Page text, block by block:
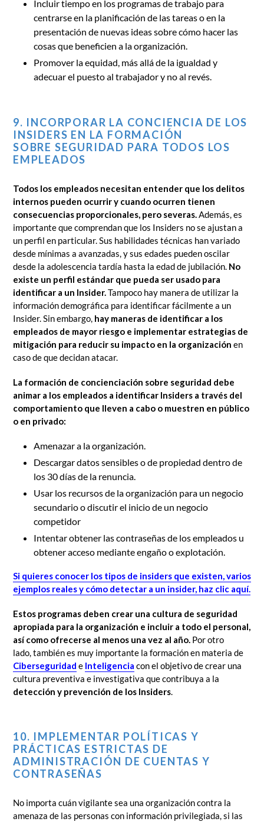
Incluir tiempo en los programas de trabajo para
centrarse en la planificación de las tareas o en la
presentación de nuevas ideas sobre cómo hacer las
cosas que beneficien a la organización.
Promover la equidad, más allá de la igualdad y
adecuar el puesto al trabajador y no al revés.
9. INCORPORAR LA CONCIENCIA DE LOS
INSIDERS EN LA FORMACIÓN
SOBRE SEGURIDAD PARA TODOS LOS
EMPLEADOS
Todos los empleados necesitan entender que los delitos
internos pueden ocurrir y cuando ocurren tienen
consecuencias proporcionales, pero severas.Además, es
importante que comprendan que los Insiders no se ajustan a
un perfil en particular. Sus habilidades técnicas han variado
desde mínimas a avanzadas, y sus edades pueden oscilar
desde la adolescencia tardía hasta la edad de jubilación. No
existe un perfil estándar que pueda ser usado para
identificar a un Insider.Tampoco hay manera de utilizar la
información demográfica para identificar fácilmente a un
Insider. Sin embargo, hay maneras de identificar a los
empleados de mayor riesgo e implementar estrategias de
mitigación para reducir su impacto en la organización en
caso de que decidan atacar.
La formación de concienciación sobre seguridad debe
animar a los empleados a identificar Insiders a través del
comportamiento que lleven a cabo o muestren en público
o en privado:
Amenazar a la organización.
Descargar datos sensibles o de propiedad dentro de
los 30 días de la renuncia.
Usar los recursos de la organización para un negocio
secundario o discutir el inicio de un negocio
competidor
Intentar obtener las contraseñas de los empleados u
obtener acceso mediante engaño o explotación.
Si quieres conocer los tipos de insiders que existen, varios
ejemplos reales y cómo detectar a un insider, haz clic aquí.
Estos programas deben crear una cultura de seguridad
apropiada para la organización e incluir a todo el personal,
así como ofrecerse al menos una vez al año. Por otro
lado, también es muy importante la formación en materia de
Ciberseguridad e Inteligencia con el objetivo de crear una
cultura preventiva e investigativa que contribuya a la
detección y prevención de los Insiders.
10. IMPLEMENTAR POLÍTICAS Y
PRÁCTICAS ESTRICTAS DE
ADMINISTRACIÓN DE CUENTAS Y
CONTRASEÑAS
No importa cuán vigilante sea una organización contra la
amenaza de las personas con información privilegiada, si las